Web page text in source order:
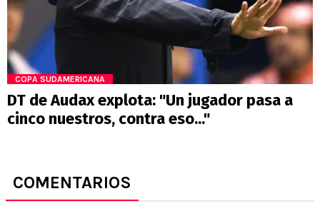
COPA SUDAMERICANA
DT de Audax explota: "Un jugador pasa a
cinco nuestros, contra eso..."
COMENTARIOS